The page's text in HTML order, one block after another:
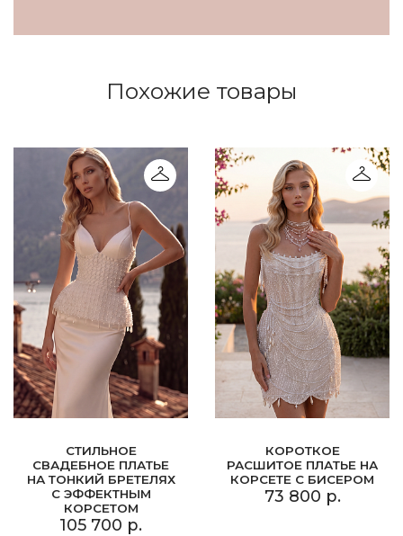
Похожие товары
СТИЛЬНОЕ
СВАДЕБНОЕ ПЛАТЬЕ
НА ТОНКИЙ БРЕТЕЛЯХ
С ЭФФЕКТНЫМ
КОРСЕТОМ
105 700 р.
КОРОТКОЕ
РАСШИТОЕ ПЛАТЬЕ НА
КОРСЕТЕ С БИСЕРОМ
73 800 р.